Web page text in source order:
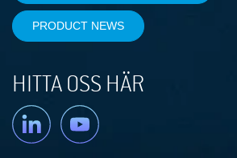
PRODUCT NEWS
HITTA OSS HÄR
Linkedin YouTube